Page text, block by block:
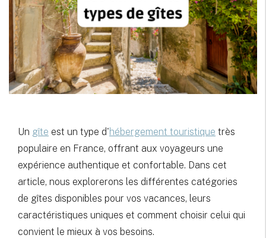
Un gîte est un type d'hébergement touristique très
populaire en France, offrant aux voyageurs une
expérience authentique et confortable. Dans cet
article, nous explorerons les différentes catégories
de gîtes disponibles pour vos vacances, leurs
caractéristiques uniques et comment choisir celui qui
convient le mieux à vos besoins.